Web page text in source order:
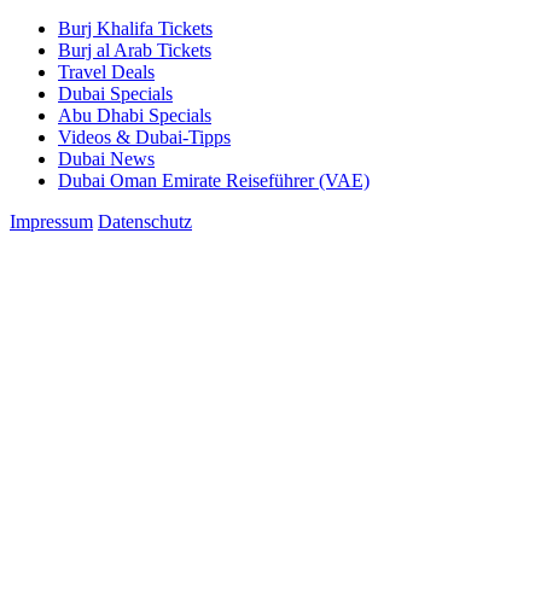
Burj Khalifa Tickets
Burj al Arab Tickets
Travel Deals
Dubai Specials
Abu Dhabi Specials
Videos & Dubai-Tipps
Dubai News
Dubai Oman Emirate Reiseführer (VAE)
Impressum Datenschutz